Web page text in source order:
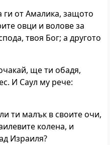
ги от Амалика, защото
овци и волове за
твоя Бог; а другото
ще ти обадя,
И Саул му рече:
ти малък в своите очи,
колена, и
Израиля?